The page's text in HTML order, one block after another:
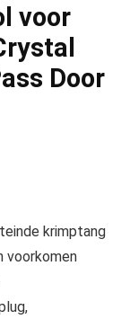
voor
Door
krimptang
voorkomen